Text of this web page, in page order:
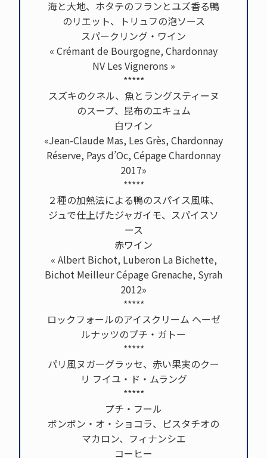
海と大地、ホタテのフランとユズ香る鴨
のリエット、トリュフの泡ソース
スパークリング・ワイン
« Crémant de Bourgogne, Chardonnay
NV Les Vignerons »
*****
スズキのクネル、魚とラングスティーヌ
のスープ、昆布のエキュム
白ワイン
«Jean-Claude Mas, Les Grès, Chardonnay
Réserve, Pays d’Oc, Cépage Chardonnay
2017»
*****
２種の加熱法による鴨のスパイス風味、
ジュで仕上げたジャガイモ、スパイスソ
ース
赤ワイン
« Albert Bichot, Luberon La Bichette,
Bichot Meilleur Cépage Grenache, Syrah
2012»
*****
ロックフォールのアイスクリーム ヘーゼ
ルナッツのプチ・ガトー
*****
パリ風ヌガーグラッセ、赤い果実のクー
リ フイユ・ド・ムラング
*****
プチ・フール
ボンボン・オ・ショコラ、ピスタチオの
マカロン、フィナンシエ
コーヒー